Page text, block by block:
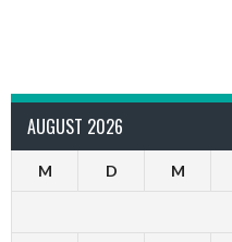
AUGUST 2026
M D M